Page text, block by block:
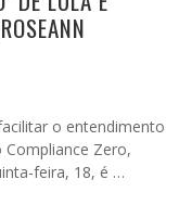
o entendimento
Compliance Zero,
feira, 18, é …